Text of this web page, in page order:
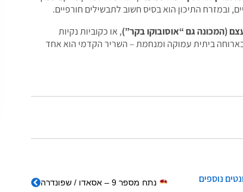
ובמזרח התיכון הוא בסיס חשוב לתבשילים חורפיים.
(המכונה גם “אוסובוקו בקר”), או כקוביות נקיות
ביתית עמוקה ומנחמת – השריר הקדמי הוא אחד
נוספים נתח מספר 9 – אסאדו / שפונדרה